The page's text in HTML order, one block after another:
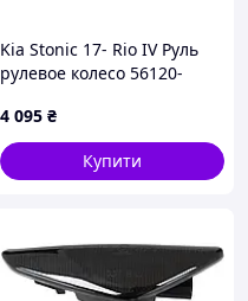
Kia Stonic 17- Rio IV Руль
рулевое колесо 56120-
4 095 ₴
Купити